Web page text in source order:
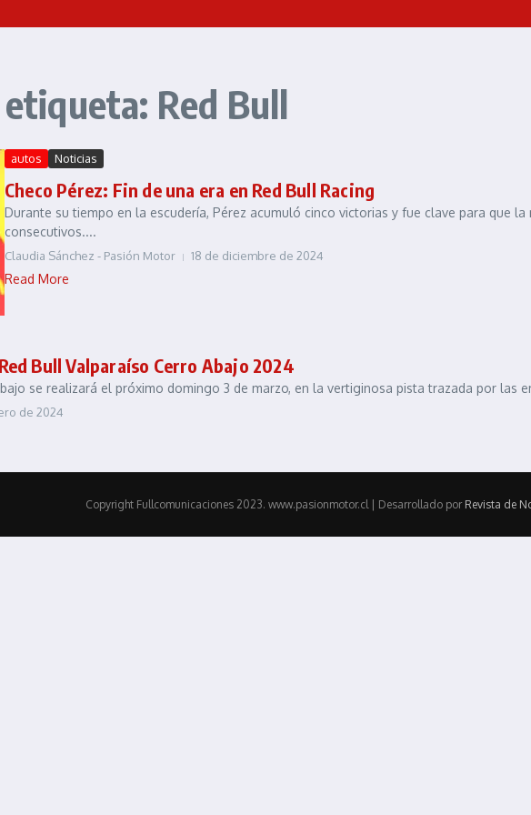
Red Bull
autos Noticias
Checo Pérez: Fin de una era en Red Bull Racing
Durante su tiempo en la escudería, Pérez acumuló cinco victorias y fue clave para que
consecutivos....
Claudia Sánchez - Pasión Motor 18 de diciembre de 2024
Read More
Bull Valparaíso Cerro Abajo 2024
se realizará el próximo domingo 3 de marzo, en la vertiginosa pista trazada por las
de 2024
Copyright Fullcomunicaciones 2023. www.pasionmotor.cl | Desarrollado por Revista de